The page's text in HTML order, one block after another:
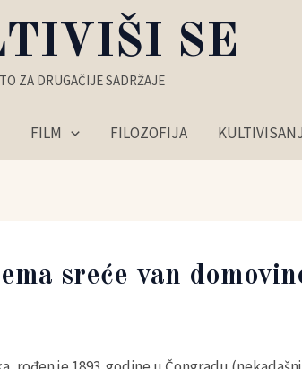
SE
ZA DRUGAČIJE SADRŽAJE
FILM FILOZOFIJA
sreće van